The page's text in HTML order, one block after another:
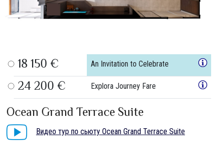
18 150 € An Invitation to Celebrate
24 200 € Explora Journey Fare
Ocean Grand Terrace Suite
Видео тур по сьюту Ocean Grand Terrace Suite